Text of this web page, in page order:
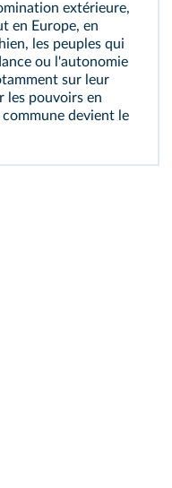
extérieure,
en Europe, en
les peuples qui
ou l'autonomie
sur leur
les pouvoirs en
devient le